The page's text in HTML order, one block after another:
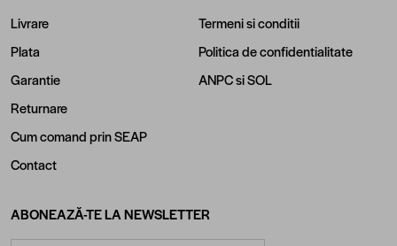
Livrare
Plata
Garantie
Returnare
Cum comand prin SEAP
Contact
Termeni si conditii
Politica de confidentialitate
ANPCsiSOL
ABONEAZĂ-TE LA NEWSLETTER